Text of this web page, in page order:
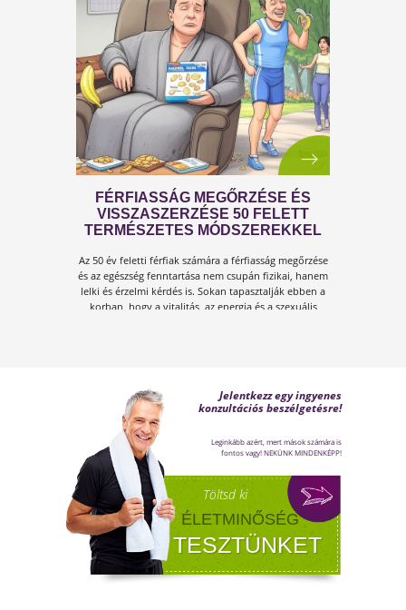
A KÁNIKULA 6 LEGFŐBB
VESZÉLYE
Amikor a hőmérséklet tartósan 30–35 °C fölé
emelkedik, szervezetünk hőszabályozó
rendszere komoly terhelés alá kerül.Tünetek,
megoldások!
FÉRFI VÁLTOZÓKOR - A
LEHETŐSÉGET LÁSD MEG